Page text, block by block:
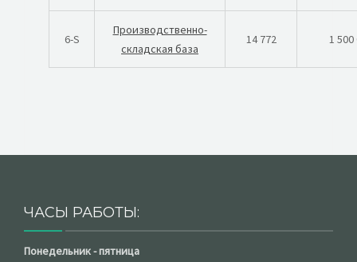
6-S
Производственно-
складская база
14 772 1 500
ЧАСЫ РАБОТЫ:
Понедельник - пятница